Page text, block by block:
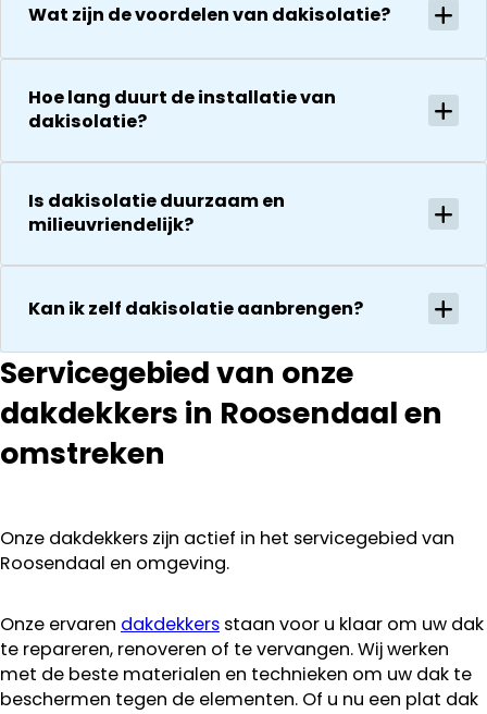
uitvoering en
Het is nog
sterren review
waard door
en snelle
vervolgens
afspraak en
onverwachte
zaken die ze
worden
vakkundig
kosten. Maar
ook dan
communeren
transparant.
kan ze
Wat zijn de voordelen van dakisolatie?
Hoe lang duurt de installatie van
dakisolatie?
Is dakisolatie duurzaam en
milieuvriendelijk?
Kan ik zelf dakisolatie aanbrengen?
Servicegebied van onze
dakdekkers in Roosendaal en
omstreken
Onze dakdekkers zijn actief in het servicegebied van
Roosendaal en omgeving.
Onze ervaren dakdekkers staan voor u klaar om uw dak
te repareren, renoveren of te vervangen. Wij werken
met de beste materialen en technieken om uw dak te
beschermen tegen de elementen. Of u nu een plat dak